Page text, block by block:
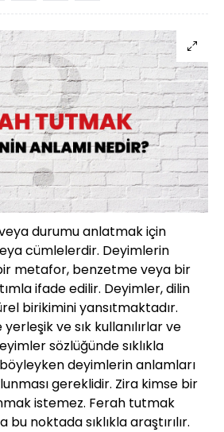
durumu anlatmak için
cümlelerdir. Deyimlerin
metafor, benzetme veya bir
ifade edilir. Deyimler, dilin
birikimini yansıtmaktadır.
ve sık kullanılırlar ve
sözlüğünde sıklıkla
deyimlerin anlamları
gereklidir. Zira kimse bir
istemez. Ferah tutmak
bu noktada sıklıkla araştırılır.